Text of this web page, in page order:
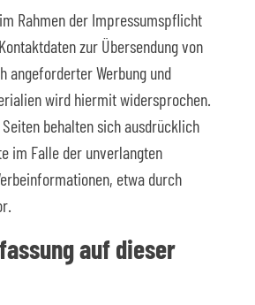
Rahmen der Impressumspflicht
zur Übersendung von
angeforderter Werbung und
wird hiermit widersprochen.
behalten sich ausdrücklich
im Falle der unverlangten
etwa durch
auf dieser